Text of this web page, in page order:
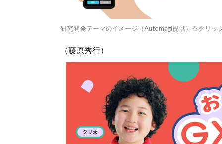
研究開発テーマのイメージ（Automagi提供）※クリッ
（藤原秀行）